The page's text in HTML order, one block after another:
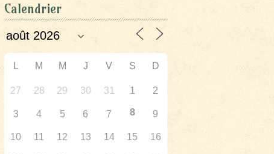
Calendrier
L M M J V S D
27 28 29 30 31 1 2
3 4 5 6 7 8 9
10 11 12 13 14 15 16